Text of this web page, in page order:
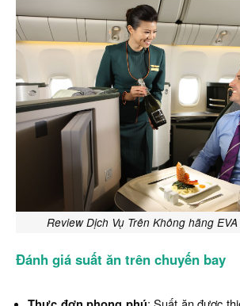
Review Dịch Vụ Trên Không hãng
Đánh giá suất ăn trên chuyến bay